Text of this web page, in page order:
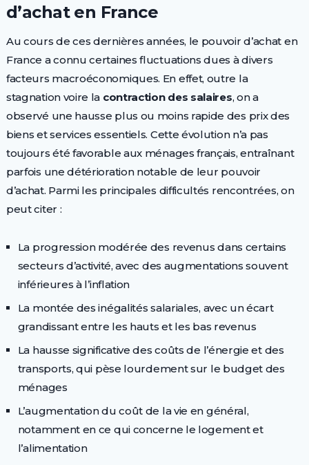
d’achat en France
Au cours de ces dernières années, le pouvoir d’achat en
France a connu certaines fluctuations dues à divers
facteurs macroéconomiques. En effet, outre la
stagnation voire la contraction des salaires, on a
observé une hausse plus ou moins rapide des prix des
biens et services essentiels. Cette évolution n’a pas
toujours été favorable aux ménages français, entraînant
parfois une détérioration notable de leur pouvoir
d’achat. Parmi les principales difficultés rencontrées, on
peut citer :
La progression modérée des revenus dans certains
secteurs d’activité, avec des augmentations souvent
inférieures à l’inflation
La montée des inégalités salariales, avec un écart
grandissant entre les hauts et les bas revenus
La hausse significative des coûts de l’énergie et des
transports, qui pèse lourdement sur le budget des
ménages
L’augmentation du coût de la vie en général,
notamment en ce qui concerne le logement et
l’alimentation